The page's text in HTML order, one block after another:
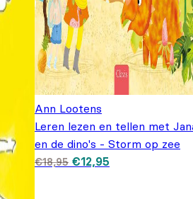
Ann Lootens
Leren lezen en tellen met
en de dino's - Storm op zee
€18,95 Oorspronkelijke prijs
was: €18,95.
€12,95
€12,95.